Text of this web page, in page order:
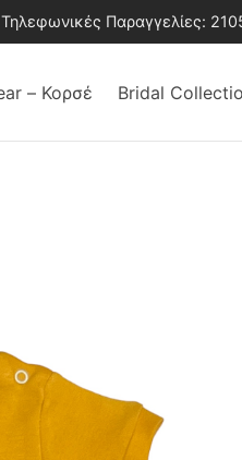
Τηλεφωνικές Παραγγελίες:
– Κορσέ Bridal